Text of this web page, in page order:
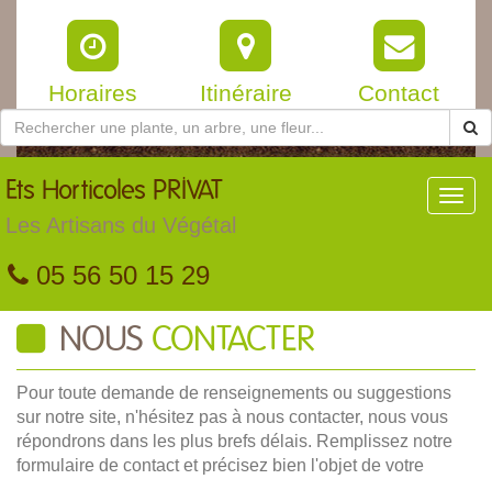
Horaires Itinéraire Contact
Ets Horticoles PRIVAT
Les Artisans du Végétal
05 56 50 15 29
NOUS CONTACTER
Pour toute demande de renseignements ou suggestions
sur notre site, n'hésitez pas à nous contacter, nous vous
répondrons dans les plus brefs délais. Remplissez notre
formulaire de contact et précisez bien l'objet de votre